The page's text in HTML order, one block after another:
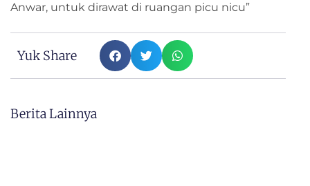
Anwar, untuk dirawat di ruangan picu nicu”
Yuk Share
Berita Lainnya